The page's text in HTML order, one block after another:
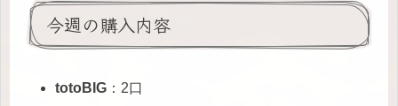
今週の購入内容
totoBIG ：2口